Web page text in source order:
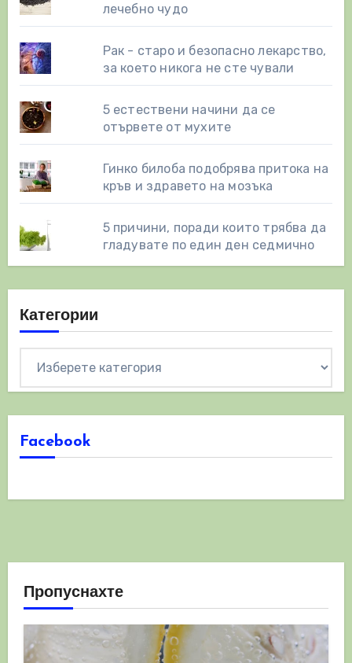
лечебно чудо
Рак - старо и безопасно лекарство,
за което никога не сте чували
5 естествени начини да се
отървете от мухите
Гинко билоба подобрява притока на
кръв и здравето на мозъка
5 причини, поради които трябва да
гладувате по един ден седмично
Категории
Facebook
Пропуснахте